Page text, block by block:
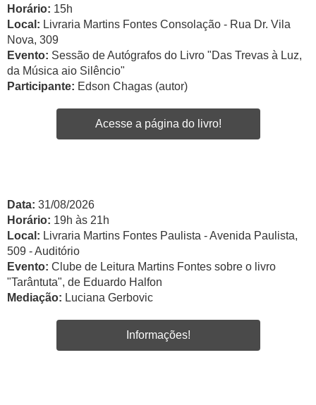
Horário: 15h
Local: Livraria Martins Fontes Consolação - Rua Dr. Vila
Nova, 309
Evento: Sessão de Autógrafos do Livro "Das Trevas à Luz,
da Música aio Silêncio"
Participante: Edson Chagas (autor)
Acesse a página do livro!
Data: 31/08/2026
Horário: 19h às 21h
Local: Livraria Martins Fontes Paulista - Avenida Paulista,
509 - Auditório
Evento: Clube de Leitura Martins Fontes sobre o livro
"Tarântuta", de Eduardo Halfon
Mediação: Luciana Gerbovic
Informações!